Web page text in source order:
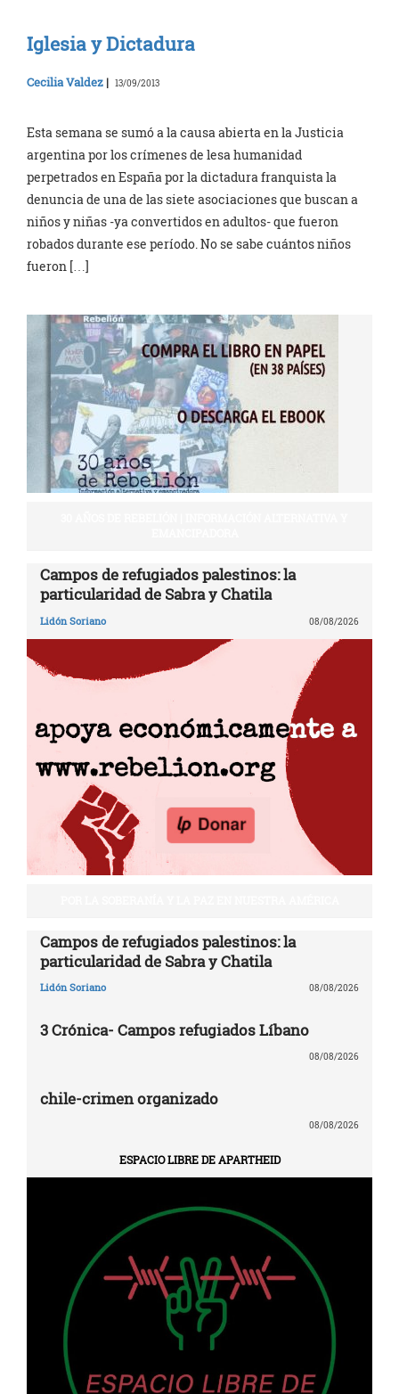
Iglesia y Dictadura
Cecilia Valdez | 13/09/2013
Esta semana se sumó a la causa abierta en la Justicia
argentina por los crímenes de lesa humanidad
perpetrados en España por la dictadura franquista la
denuncia de una de las siete asociaciones que buscan a
niños y niñas -ya convertidos en adultos- que fueron
robados durante ese período. No se sabe cuántos niños
fueron […]
Campos de refugiados palestinos: la
particularidad de Sabra y Chatila
Lidón Soriano 08/08/2026
Campos de refugiados palestinos: la
particularidad de Sabra y Chatila
Lidón Soriano 08/08/2026
3 Crónica- Campos refugiados Líbano
08/08/2026
chile-crimen organizado
08/08/2026
ESPACIO LIBRE DE APARTHEID